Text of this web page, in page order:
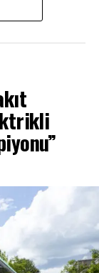
ve
ve